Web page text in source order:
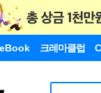
eBook 크레마클럽